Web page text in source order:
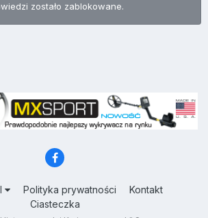
zostało zablokowane.
Polityka prywatności
Kontakt
Ciasteczka